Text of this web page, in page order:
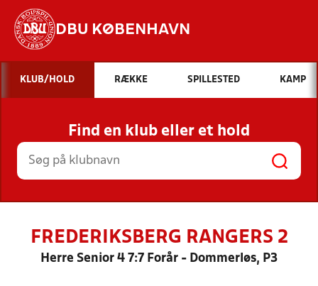
DBU KØBENHAVN
Hvad vil du søge efter?
INDHOLD OG NYHEDER
STILLINGER, RESULTATER, KLUBBER OG
HOLD
KLUB/HOLD RÆKKE SPILLESTED KAMP
Find en klub eller et hold
FREDERIKSBERG RANGERS 2
Herre Senior 4 7:7 Forår - Dommerløs, P3